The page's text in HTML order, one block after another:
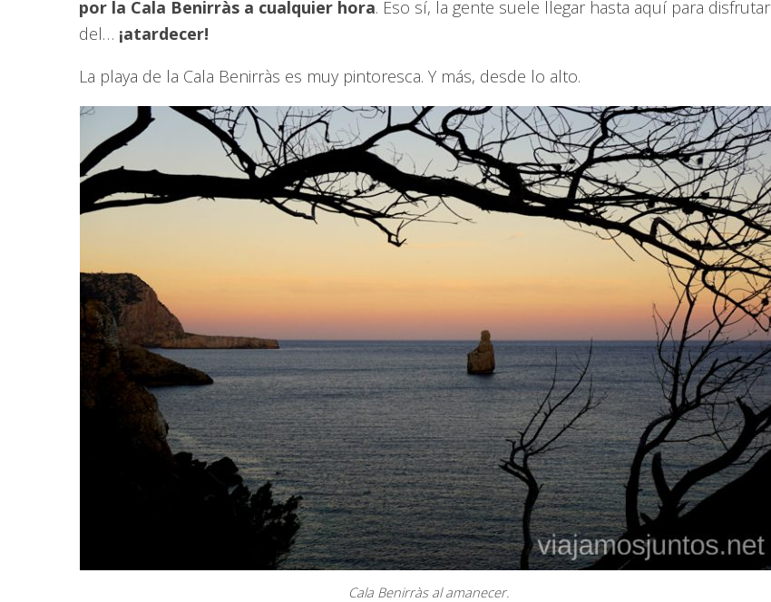
por la Cala Benirràs a cualquier hora. Eso sí, la gente suele llegar hasta aquí para disfrutar
del… ¡atardecer!
La playa de la Cala Benirràs es muy pintoresca. Y más, desde lo alto.
Cala Benirràs al amanecer.